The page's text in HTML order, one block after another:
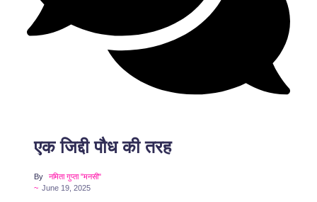
एक जिद्दी पौध की तरह
By
नमिता गुप्ता "मनसी"
~ June 19, 2025